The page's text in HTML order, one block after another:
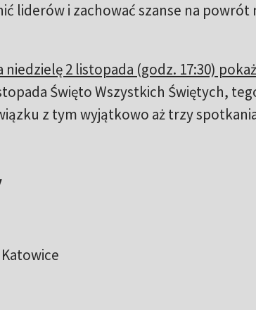
liderów i zachować szanse na powrót
2 listopada (godz. 17:30)
Święto Wszystkich Świętych,
z tym wyjątkowo aż trzy